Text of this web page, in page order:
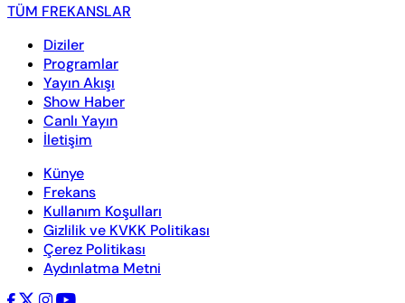
TÜM FREKANSLAR
Diziler
Programlar
Yayın Akışı
Show Haber
Canlı Yayın
İletişim
Künye
Frekans
Kullanım Koşulları
Gizlilik ve KVKK Politikası
Çerez Politikası
Aydınlatma Metni